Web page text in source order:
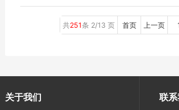
共251条 2/13 页 首页 上一页
关于我们 联系